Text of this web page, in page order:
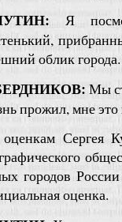
Я
облик города.
Мы
прожил, мне это
Сергея
городов
оценка.